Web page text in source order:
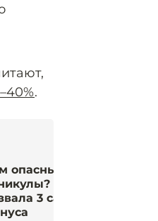
.
опасны кредитные
Финансист
3 самых больших